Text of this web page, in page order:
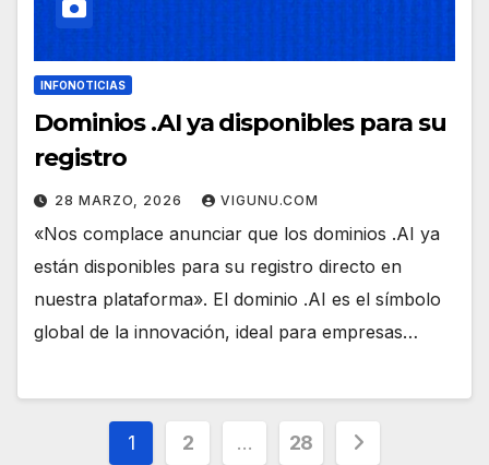
INFONOTICIAS
Dominios .AI ya disponibles para su
registro
28 MARZO, 2026 VIGUNU.COM
«Nos complace anunciar que los dominios .AI ya
están disponibles para su registro directo en
nuestra plataforma». El dominio .AI es el símbolo
global de la innovación, ideal para empresas…
Paginación
1 2 … 28